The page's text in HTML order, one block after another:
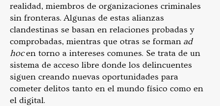
realidad, miembros de organizaciones criminales
sin fronteras. Algunas de estas alianzas
clandestinas se basan en relaciones probadas y
comprobadas, mientras que otras se forman ad
hocen torno a intereses comunes. Se trata de un
sistema de acceso libre donde los delincuentes
siguen creando nuevas oportunidades para
cometer delitos tanto en el mundo físico como en
el digital.